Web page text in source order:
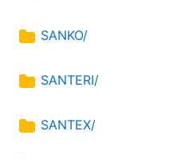
SANKO/
SANTERI/
SANTEX/